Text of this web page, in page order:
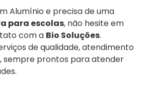
Alumínio e precisa de uma
para escolas, não hesite em
com a Bio Soluções.
de qualidade, atendimento
sempre prontos para atender